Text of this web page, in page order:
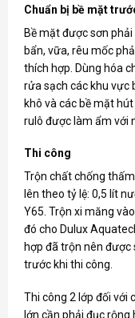
Chuẩn bị bề mặt
Bề mặt được sơn
bẩn, vữa, rêu mốc
thích hợp. Dùng hóa
rửa sạch các khu vực
khô và các bề mặt
rulô được làm ẩm với
Thi công
Trộn chất chống
lên theo tỷ lệ: 0,5 lít
Y65. Trộn xi măng
đó cho Dulux
hợp đã trộn nên được
trước khi thi công.
Thi công 2 lớp đối với
lớn cần phải đục rộng